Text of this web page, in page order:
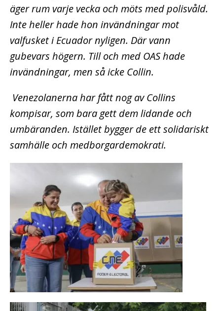
äger rum varje vecka och möts med polisvåld.
Inte heller hade hon invändningar mot
valfusket i Ecuador nyligen. Där vann
gubevars högern. Till och med OAS hade
invändningar, men så icke Collin.
Venezolanerna har fått nog av Collins
kompisar, som bara gett dem lidande och
umbäranden. Istället bygger de ett solidariskt
samhälle och medborgardemokrati.